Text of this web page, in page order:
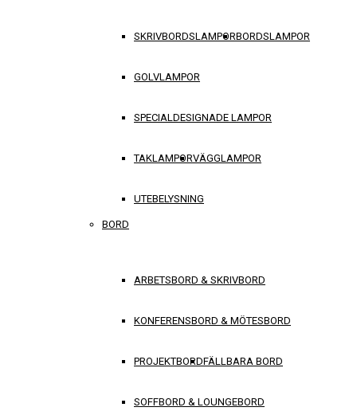
SKRIVBORDSLAMPORBORDSLAMPOR
GOLVLAMPOR
SPECIALDESIGNADE LAMPOR
TAKLAMPORVÄGGLAMPOR
UTEBELYSNING
BORD
ARBETSBORD & SKRIVBORD
KONFERENSBORD & MÖTESBORD
PROJEKTBORDFÄLLBARA BORD
SOFFBORD & LOUNGEBORD